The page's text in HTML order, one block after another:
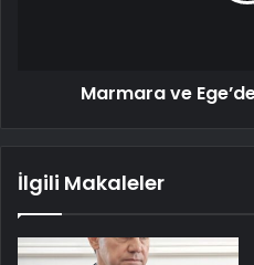
Marmara ve
İlgili Makaleler